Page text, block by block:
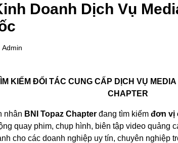
Doanh Dịch Vụ
Admin
KIẾM ĐỐI TÁC CUNG CẤP DỊCH VỤ
CHAPTER
nhân BNI Topaz Chapter đang tìm kiếm đơn vị
quay phim, chụp hình, biên tập video quảng
cho các doanh nghiệp uy tín, chuyên nghiệp